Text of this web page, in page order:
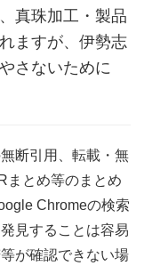
真珠加工・製品
ますが、伊勢志
さないために
断引用、転載・無
まとめ等のまとめ
Chromeの検索
見することは容易
が確認できない場